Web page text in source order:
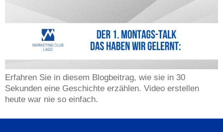
Erfahren Sie in diesem Blogbeitrag, wie sie in 30
Sekunden eine Geschichte erzählen. Video erstellen
heute war nie so einfach.